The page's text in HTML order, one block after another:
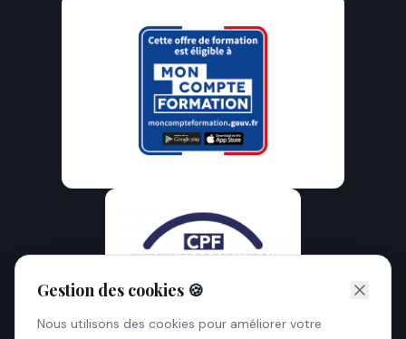
Gestion des cookies 🍪
Nous utilisons des cookies pour améliorer votre